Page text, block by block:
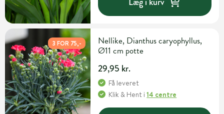
3 FOR 75,-
Nellike, Dianthus caryophyllus,
Ø11 cm potte
29,95 kr.
Få leveret
Klik & Hent i14 centre